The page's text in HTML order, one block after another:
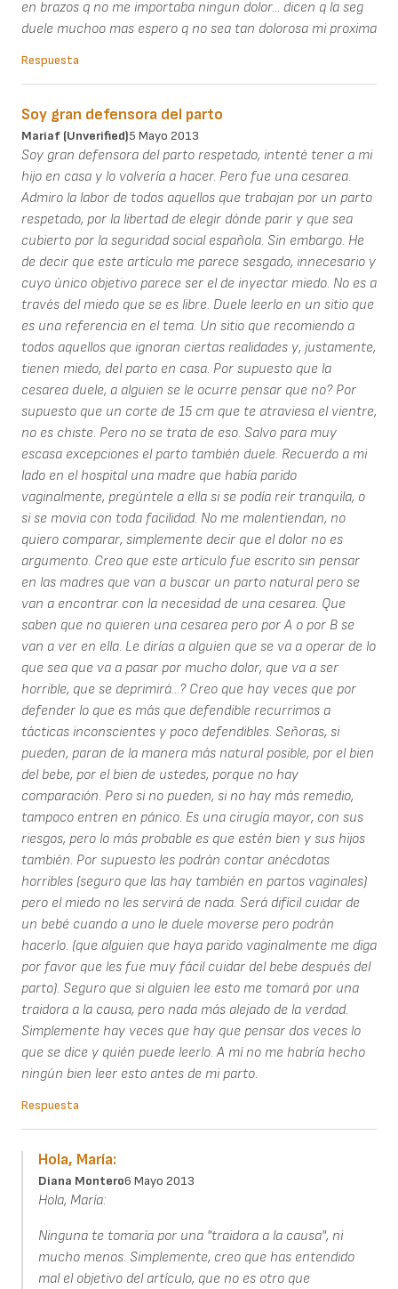
en brazos q no me importaba ningun dolor... dicen q la seg
duele muchoo mas espero q no sea tan dolorosa mi proxima
Respuesta
Soy gran defensora del parto
Mariaf (unverified)5 Mayo 2013
Soy gran defensora del parto respetado, intenté tener a mi
hijo en casa y lo volvería a hacer. Pero fue una cesarea.
Admiro la labor de todos aquellos que trabajan por un parto
respetado, por la libertad de elegir dónde parir y que sea
cubierto por la seguridad social española. Sin embargo. He
de decir que este artículo me parece sesgado, innecesario y
cuyo único objetivo parece ser el de inyectar miedo. No es a
través del miedo que se es libre. Duele leerlo en un sitio que
es una referencia en el tema. Un sitio que recomiendo a
todos aquellos que ignoran ciertas realidades y, justamente,
tienen miedo, del parto en casa. Por supuesto que la
cesarea duele, a alguien se le ocurre pensar que no? Por
supuesto que un corte de 15 cm que te atraviesa el vientre,
no es chiste. Pero no se trata de eso. Salvo para muy
escasa excepciones el parto también duele. Recuerdo a mi
lado en el hospital una madre que había parido
vaginalmente, pregúntele a ella si se podía reír tranquila, o
si se movia con toda facilidad. No me malentiendan, no
quiero comparar, simplemente decir que el dolor no es
argumento. Creo que este artículo fue escrito sin pensar
en las madres que van a buscar un parto natural pero se
van a encontrar con la necesidad de una cesarea. Que
saben que no quieren una cesarea pero por A o por B se
van a ver en ella. Le dirías a alguien que se va a operar de lo
que sea que va a pasar por mucho dolor, que va a ser
horrible, que se deprimirá...? Creo que hay veces que por
defender lo que es más que defendible recurrimos a
tácticas inconscientes y poco defendibles. Señoras, si
pueden, paran de la manera más natural posible, por el bien
del bebe, por el bien de ustedes, porque no hay
comparación. Pero si no pueden, si no hay más remedio,
tampoco entren en pánico. Es una cirugía mayor, con sus
riesgos, pero lo más probable es que estén bien y sus hijos
también. Por supuesto les podrán contar anécdotas
horribles (seguro que las hay también en partos vaginales)
pero el miedo no les servirá de nada. Será difícil cuidar de
un bebé cuando a uno le duele moverse pero podrán
hacerlo. (que alguien que haya parido vaginalmente me diga
por favor que les fue muy fácil cuidar del bebe después del
parto). Seguro que si alguien lee esto me tomará por una
traidora a la causa, pero nada más alejado de la verdad.
Simplemente hay veces que hay que pensar dos veces lo
que se dice y quién puede leerlo. A mí no me habría hecho
ningún bien leer esto antes de mi parto.
Respuesta
Hola, María:
Diana Montero6 Mayo 2013
Hola, María:
Ninguna te tomaría por una "traidora a la causa", ni
mucho menos. Simplemente, creo que has entendido
mal el objetivo del artículo, que no es otro que